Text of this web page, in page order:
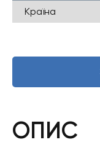
Країна
ОПИС